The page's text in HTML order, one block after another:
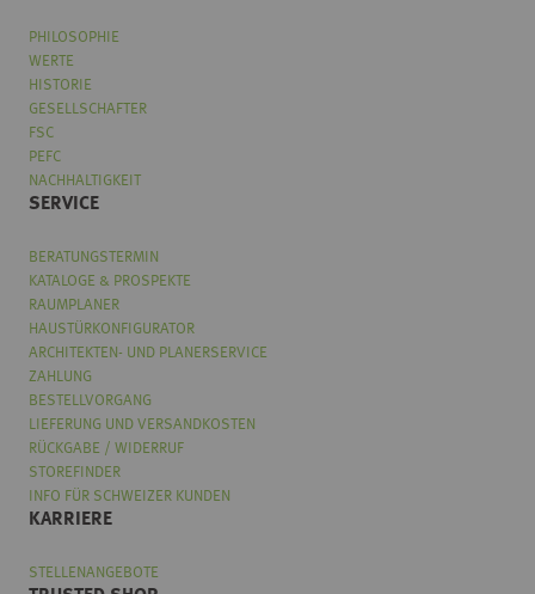
PHILOSOPHIE
WERTE
HISTORIE
GESELLSCHAFTER
FSC
PEFC
NACHHALTIGKEIT
SERVICE
BERATUNGSTERMIN
KATALOGE & PROSPEKTE
RAUMPLANER
HAUSTÜRKONFIGURATOR
ARCHITEKTEN- UND PLANERSERVICE
ZAHLUNG
BESTELLVORGANG
LIEFERUNG UND VERSANDKOSTEN
RÜCKGABE / WIDERRUF
STOREFINDER
INFO FÜR SCHWEIZER KUNDEN
KARRIERE
STELLENANGEBOTE